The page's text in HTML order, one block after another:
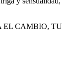
EL CAMBIO, TU